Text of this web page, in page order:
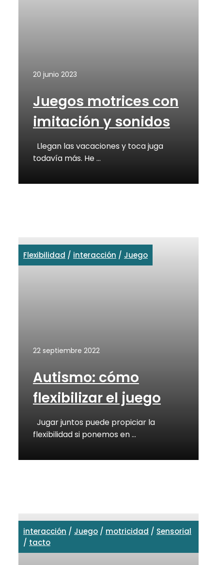
20 junio 2023
Juegos motrices con
imitación y sonidos
Llegan las vacaciones y toca juga
todavía más. He …
Flexibilidad / interacción / Juego
22 septiembre 2022
Autismo: cómo
flexibilizar el juego
Jugar juntos puede propiciar la
flexibilidad si ponemos en …
interacción / Juego / motricidad / Sensorial
/ tacto